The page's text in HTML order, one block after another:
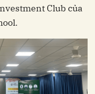
Club của